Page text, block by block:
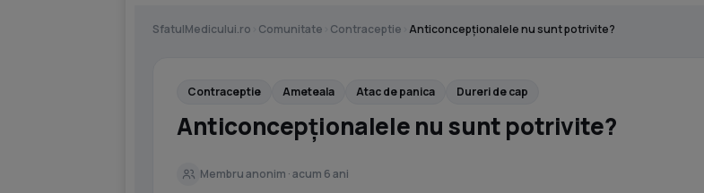
SfatulMedicului.ro Comunitate Contraceptie Anticoncepționalele nu sunt potrivite?
Contraceptie Ameteala Atac de panica Dureri de cap
Anticoncepționalele nu sunt potrivite?
Membru anonim · acum 6 ani